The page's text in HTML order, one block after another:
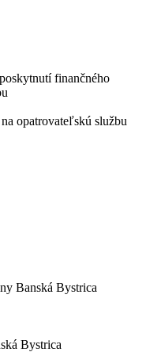
finančného
opatrovateľskú službu
Banská Bystrica
Bystrica